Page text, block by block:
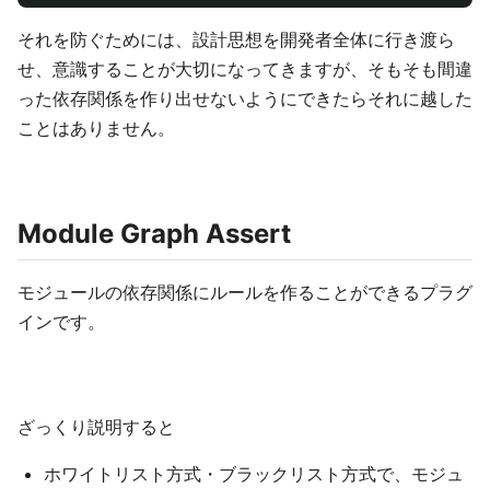
それを防ぐためには、設計思想を開発者全体に行き渡ら
せ、意識することが大切になってきますが、そもそも間違
った依存関係を作り出せないようにできたらそれに越した
ことはありません。
Module Graph Assert
モジュールの依存関係にルールを作ることができるプラグ
インです。
ざっくり説明すると
ホワイトリスト方式・ブラックリスト方式で、モジュ